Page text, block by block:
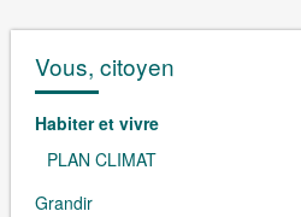
Vous, citoyen
Habiter et vivre
PLAN CLIMAT
Grandir